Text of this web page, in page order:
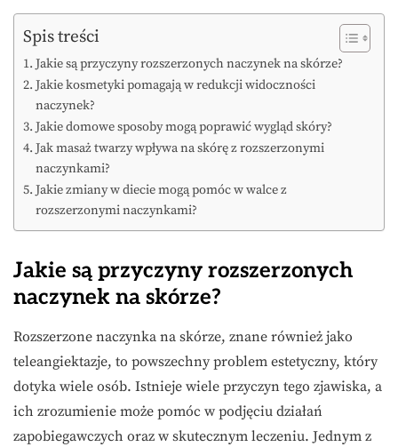
Spis treści
Jakie są przyczyny rozszerzonych naczynek na skórze?
Jakie kosmetyki pomagają w redukcji widoczności
naczynek?
Jakie domowe sposoby mogą poprawić wygląd skóry?
Jak masaż twarzy wpływa na skórę z rozszerzonymi
naczynkami?
Jakie zmiany w diecie mogą pomóc w walce z
rozszerzonymi naczynkami?
Jakie są przyczyny rozszerzonych
naczynek na skórze?
Rozszerzone naczynka na skórze, znane również jako
teleangiektazje, to powszechny problem estetyczny, który
dotyka wiele osób. Istnieje wiele przyczyn tego zjawiska, a
ich zrozumienie może pomóc w podjęciu działań
zapobiegawczych oraz w skutecznym leczeniu. Jednym z